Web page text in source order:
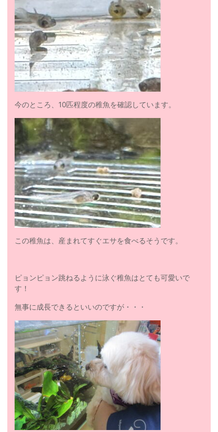
今のところ、10匹程度の稚魚を確認しています。
この稚魚は、産まれてすぐエサを食べるそうです。
ピョンピョン跳ねるように泳ぐ稚魚はとても可愛いで
す！
無事に成長できるといいのですが・・・